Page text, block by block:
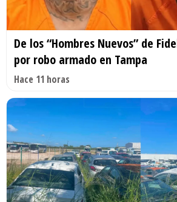
De los “Hombres Nuevos” de
por robo armado en Tampa
Hace 11 horas